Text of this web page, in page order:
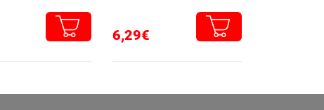
6,29€